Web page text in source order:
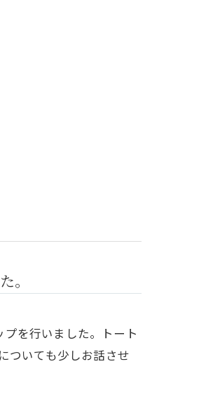
。
を行いました。トート
ついても少しお話させ